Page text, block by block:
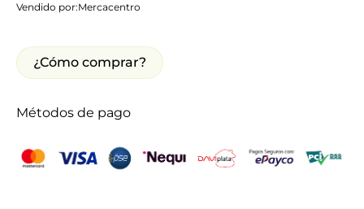
Vendido por:Mercacentro
¿Cómo comprar?
Métodos de pago